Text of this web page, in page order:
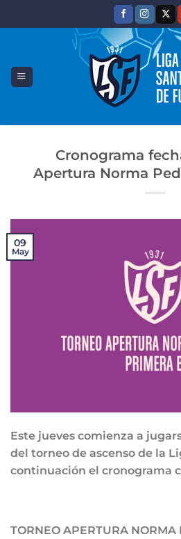
Cronograma
Apertura Norma
09
May
Este jueves comienza a
del torneo de ascenso de la
continuación el cronograma
TORNEO APERTURA NORMA